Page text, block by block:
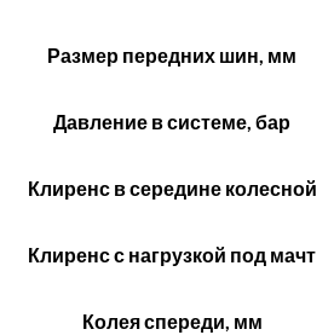
Размер передних шин, мм
Давление в системе, бар
Клиренс в середине колесной
Клиренс с нагрузкой под мачт
Колея спереди, мм